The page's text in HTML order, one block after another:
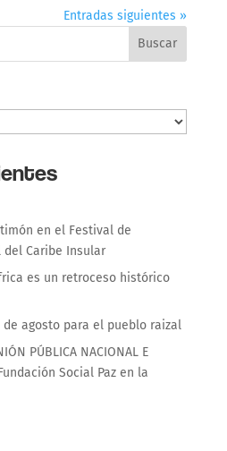
Entradas siguientes »
Buscar
en el Festival de
del Caribe Insular
es un retroceso histórico
agosto para el pueblo raizal
PÚBLICA NACIONAL E
Social Paz en la